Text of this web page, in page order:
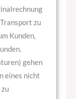
zu
Kunden,
gehen
eines nicht